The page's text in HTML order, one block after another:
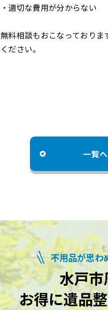
・適切な費用が分からない
無料相談もおこなっており
ください。
一覧
不用品が思わ
水戸
お得に遺品